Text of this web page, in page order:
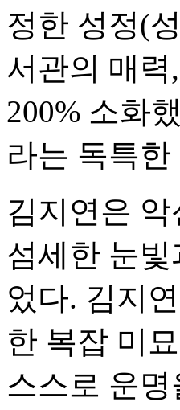
정한 성정(
서관의 매
200% 소화
라는 독특
김지연은
섬세한 눈
었다. 김지
한 복잡 미
스스로 운